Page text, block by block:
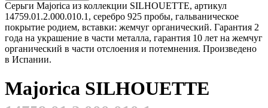
Серьги Majorica из коллекции SILHOUETTE, артикул
14759.01.2.000.010.1, серебро 925 пробы, гальваническое
покрытие родием, вставки: жемчуг органический. Гарантия 2
года на украшение в части металла, гарантия 10 лет на жемчуг
органический в части отслоения и потемнения. Произведено
в Испании.
Majorica SILHOUETTE